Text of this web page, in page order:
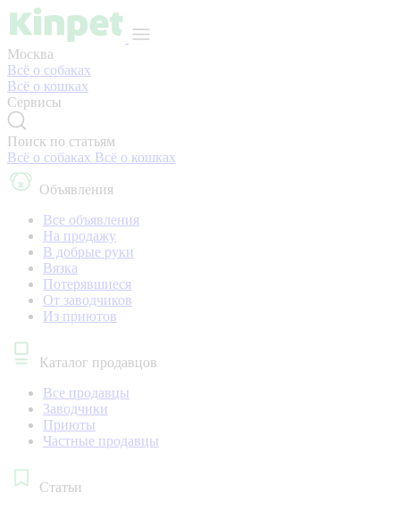
Москва
Всё о собаках
Всё о кошках
Сервисы
Поиск по статьям
Всё о собаках Всё о кошках
Объявления
Все объявления
На продажу
В добрые руки
Вязка
Потерявшиеся
От заводчиков
Из приютов
Каталог продавцов
Все продавцы
Заводчики
Приюты
Частные продавцы
Статьи